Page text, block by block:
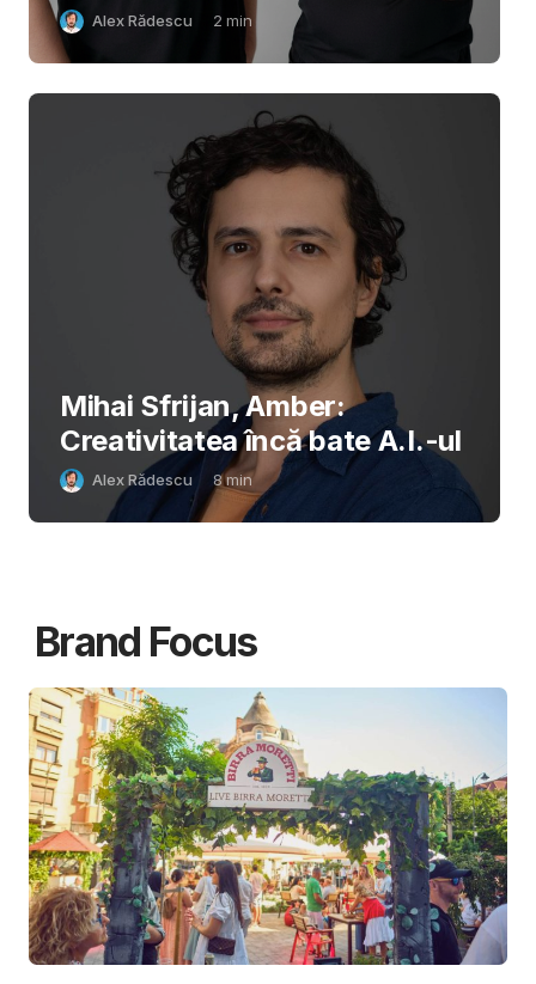
Alex Rădescu 2 min
Mihai Sfrijan, Amber:
Creativitatea încă bate A.I.-ul
Alex Rădescu 8min
Brand Focus